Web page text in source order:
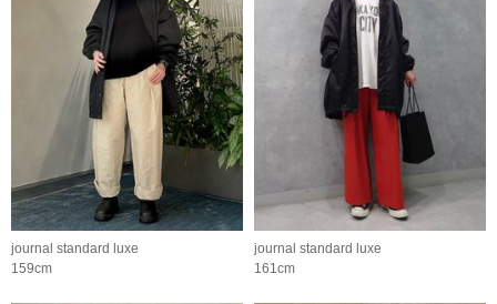
journal standard luxe
159cm
journal standard luxe
161cm